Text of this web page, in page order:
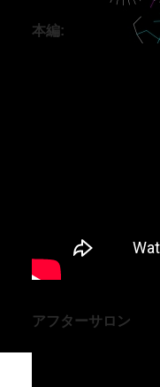
本編:
アフターサロン